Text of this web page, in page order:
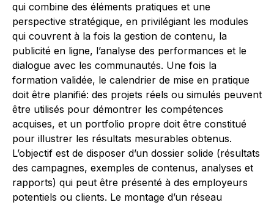
qui combine des éléments pratiques et une
perspective stratégique, en privilégiant les modules
qui couvrent à la fois la gestion de contenu, la
publicité en ligne, l’analyse des performances et le
dialogue avec les communautés. Une fois la
formation validée, le calendrier de mise en pratique
doit être planifié: des projets réels ou simulés peuvent
être utilisés pour démontrer les compétences
acquises, et un portfolio propre doit être constitué
pour illustrer les résultats mesurables obtenus.
L’objectif est de disposer d’un dossier solide (résultats
des campagnes, exemples de contenus, analyses et
rapports) qui peut être présenté à des employeurs
potentiels ou clients. Le montage d’un réseau